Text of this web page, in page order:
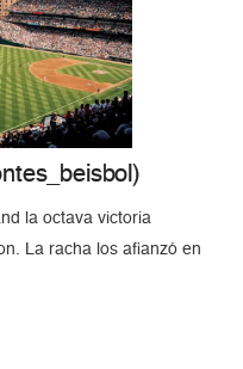
la octava victoria
La racha los afianzó en